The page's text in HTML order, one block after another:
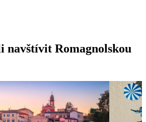
navštívit Romagnolskou